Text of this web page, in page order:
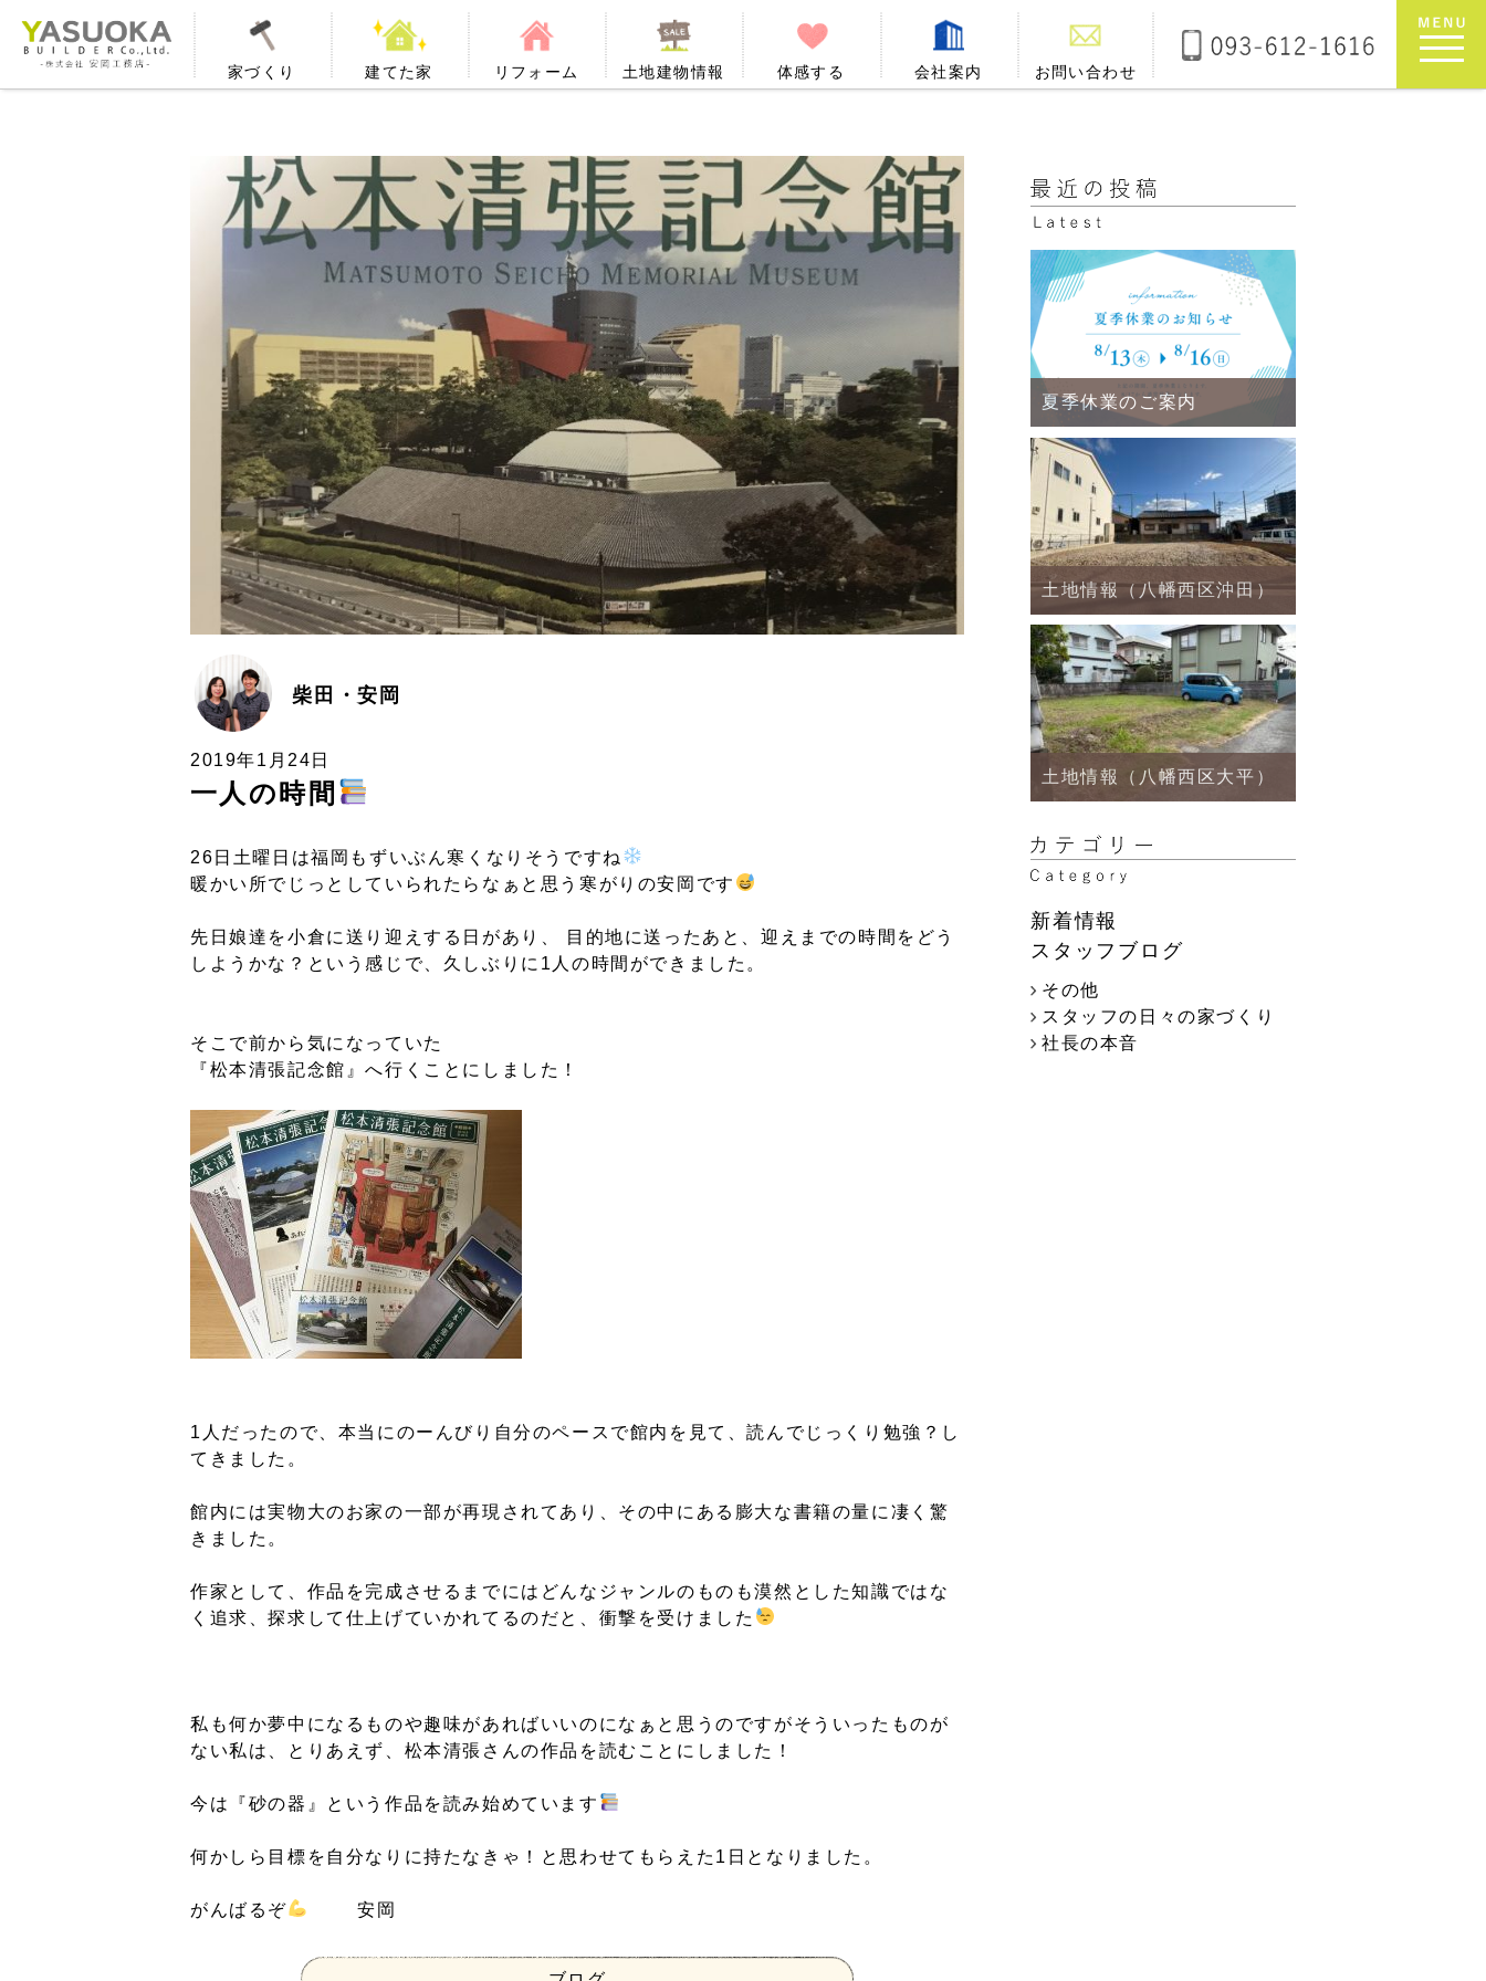
家づくり 建てた家 リフォーム 土地建物情報 体感する 会社案内 お問い合わせ
柴田・安岡
2019年1月24日
一人の時間
26日土曜日は福岡もずいぶん寒くなりそうですね
暖かい所でじっとしていられたらなぁと思う寒がりの安岡です
先日娘達を小倉に送り迎えする日があり、 目的地に送ったあと、迎えまでの時間をどう
しようかな？という感じで、久しぶりに1人の時間ができました。
そこで前から気になっていた
『松本清張記念館』へ行くことにしました！
1人だったので、本当にのーんびり自分のペースで館内を見て、読んでじっくり勉強？し
てきました。
館内には実物大のお家の一部が再現されてあり、その中にある膨大な書籍の量に凄く驚
きました。
作家として、作品を完成させるまでにはどんなジャンルのものも漠然とした知識ではな
く追求、探求して仕上げていかれてるのだと、衝撃を受けました
私も何か夢中になるものや趣味があればいいのになぁと思うのですがそういったものが
ない私は、とりあえず、松本清張さんの作品を読むことにしました！
今は『砂の器』という作品を読み始めています
何かしら目標を自分なりに持たなきゃ！と思わせてもらえた1日となりました。
がんばるぞ 安岡
夏季休業のご案内
土地情報（八幡西区沖田）
土地情報（八幡西区大平）
新着情報
スタッフブログ
その他
スタッフの日々の家づくり
社長の本音